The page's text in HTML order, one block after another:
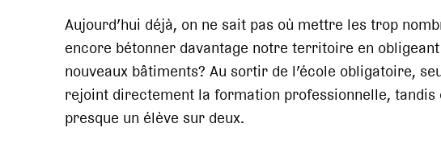
Aujourd’hui déjà, on ne sait pas où mettre les trop
encore bétonner davantage notre territoire en
nouveaux bâtiments? Au sortir de l’école obligatoire,
rejoint directement la formation professionnelle, tandis
presque un élève sur deux.